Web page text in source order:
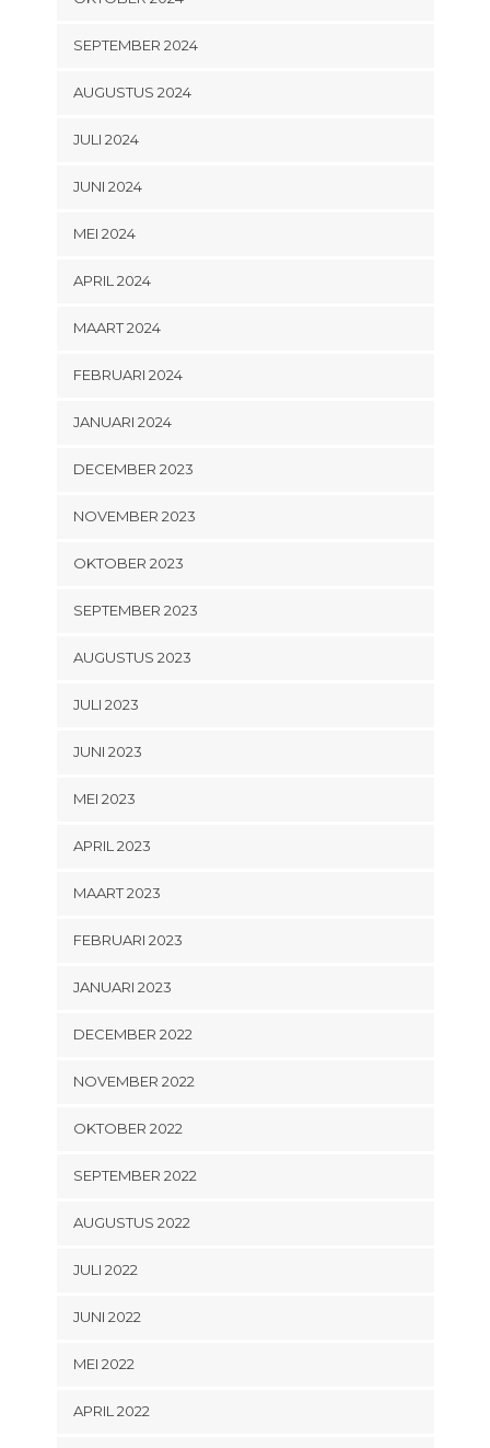
SEPTEMBER 2024
AUGUSTUS 2024
JULI 2024
JUNI 2024
MEI 2024
APRIL 2024
MAART 2024
FEBRUARI 2024
JANUARI 2024
DECEMBER 2023
NOVEMBER 2023
OKTOBER 2023
SEPTEMBER 2023
AUGUSTUS 2023
JULI 2023
JUNI 2023
MEI 2023
APRIL 2023
MAART 2023
FEBRUARI 2023
JANUARI 2023
DECEMBER 2022
NOVEMBER 2022
OKTOBER 2022
SEPTEMBER 2022
AUGUSTUS 2022
JULI 2022
JUNI 2022
MEI 2022
APRIL 2022